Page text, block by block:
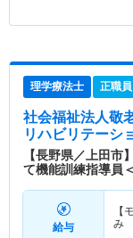
理学療法士 正職員
社会福祉法人敬
リハビリテーシ
【長野県／上田
て機能訓練指導員
給与
【
み